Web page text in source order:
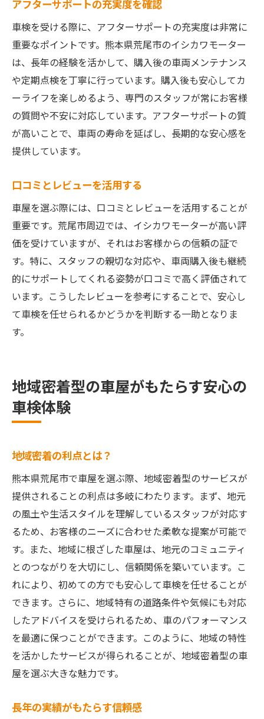
アフターサポートの充実度を確認
車検を受ける際に、アフターサポートの充実度は非常に
重要なポイントです。熊本県荒尾市のイシカワモーター
は、長年の経験を活かして、購入後の車両メンテナンス
や定期点検を丁寧に行っています。購入後も安心してカ
ーライフを楽しめるよう、専門のスタッフが常にお客様
の質問や不安に対応しています。アフターサポートの質
が高いことで、車両の寿命を延ばし、長期的な安心感を
提供しています。
口コミとレビューを活用する
車屋を選ぶ際には、口コミとレビューを活用することが
重要です。荒尾市周辺では、イシカワモーターが高い評
価を受けていますが、それはお客様からの信頼の証で
す。特に、スタッフの親切な対応や、車両購入後も継続
的にサポートしてくれる姿勢が口コミで高く評価されて
います。こうしたレビューを参考にすることで、安心し
て車検を任せられるかどうかを判断する一助となりま
す。
地域密着型の車屋がもたらす安心の
車検体験
地域密着の利点とは？
熊本県荒尾市で車屋を選ぶ際、地域密着型のサービスが
提供されることの利点は多岐にわたります。まず、地元
の風土や生活スタイルを理解しているスタッフが対応す
るため、お客様のニーズに合わせた柔軟な提案が可能で
す。また、地域に根ざした車屋は、地元のコミュニティ
とのつながりを大切にし、信頼関係を築いています。こ
れにより、初めての方でも安心して車検を任せることが
できます。さらに、地域特有の道路条件や気候にも対応
したアドバイスを受けられるため、車のパフォーマンス
を最適に保つことができます。このように、地域の特性
を活かしたサービスが得られることが、地域密着型の車
屋を選ぶ大きな魅力です。
長年の実績がもたらす信頼感